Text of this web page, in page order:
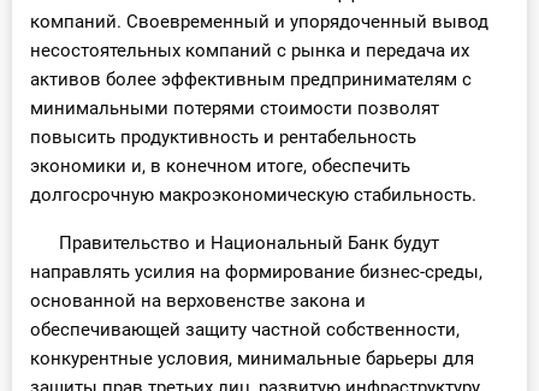
компаний. Своевременный и упорядоченный вывод
несостоятельных компаний с рынка и передача их
активов более эффективным предпринимателям с
минимальными потерями стоимости позволят
повысить продуктивность и рентабельность
экономики и, в конечном итоге, обеспечить
долгосрочную макроэкономическую стабильность.
Правительство и Национальный Банк будут
направлять усилия на формирование бизнес-среды,
основанной на верховенстве закона и
обеспечивающей защиту частной собственности,
конкурентные условия, минимальные барьеры для